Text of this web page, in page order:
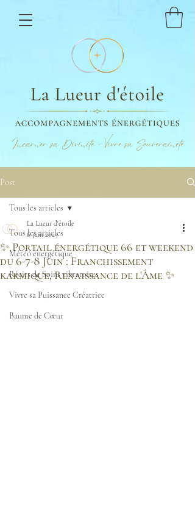
Incarner sa Divinité - Vivre sa Souveraineté
Post
Tous les articles
Météo énergétique
Récits de Soins vibratoires
Vivre sa Puissance Créatrice
Baume de Cœur
Tous les articles
✨ Portail énergétique 66 et weekend
du 6-7-8 Juin : Franchissement
karmique, Renaissance de l'Âme ✨
La Lueur d'étoile
6 juin 2025